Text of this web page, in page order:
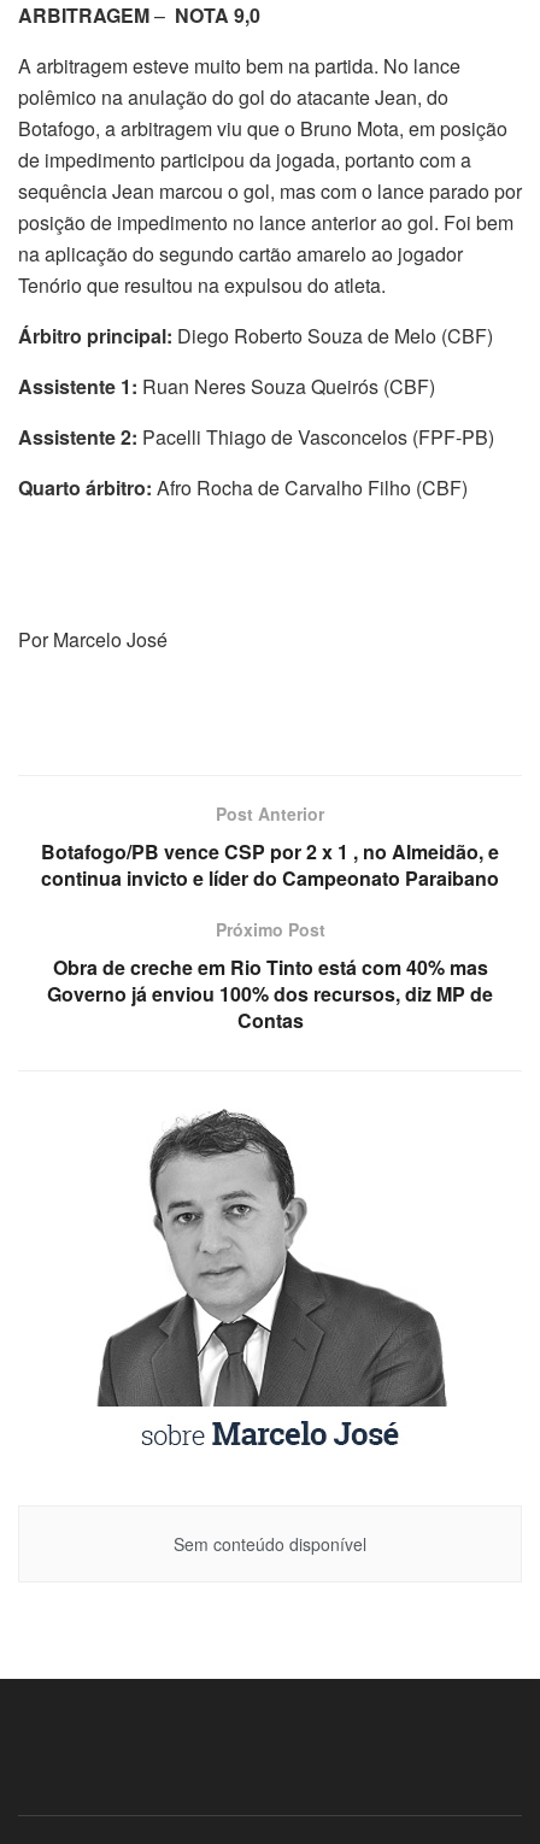
ARBITRAGEM– NOTA 9,0
A arbitragem esteve muito bem na partida. No lance
polêmico na anulação do gol do atacante Jean, do
Botafogo, a arbitragem viu que o Bruno Mota, em posição
de impedimento participou da jogada, portanto com a
sequência Jean marcou o gol, mas com o lance parado por
posição de impedimento no lance anterior ao gol. Foi bem
na aplicação do segundo cartão amarelo ao jogador
Tenório que resultou na expulsou do atleta.
Árbitro principal: Diego Roberto Souza de Melo (CBF)
Assistente 1: Ruan Neres Souza Queirós (CBF)
Assistente 2: Pacelli Thiago de Vasconcelos (FPF-PB)
Quarto árbitro: Afro Rocha de Carvalho Filho (CBF)
Por Marcelo José
Post Anterior
Botafogo/PB vence CSP por 2 x 1 , no Almeidão, e
continua invicto e líder do Campeonato Paraibano
Próximo Post
Obra de creche em Rio Tinto está com 40% mas
Governo já enviou 100% dos recursos, diz MP de
Contas
Sem conteúdo disponível